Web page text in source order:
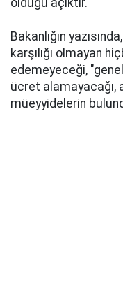
olduğu açıktır."
Bakanlığın
karşılığı olmayan
edemeyeceği,
ücret
müeyyidelerin